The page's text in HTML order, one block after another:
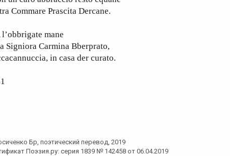
Commare Prascita Dercane.
mane
Signiora Carmina Bberprato,
in casa der curato.
Бр, поэтический перевод, 2019
Поэзия.ру: серия 1839 № 142458 от 06.04.2019